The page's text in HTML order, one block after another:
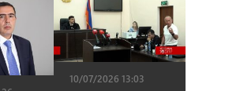
10/07/2026 13:03